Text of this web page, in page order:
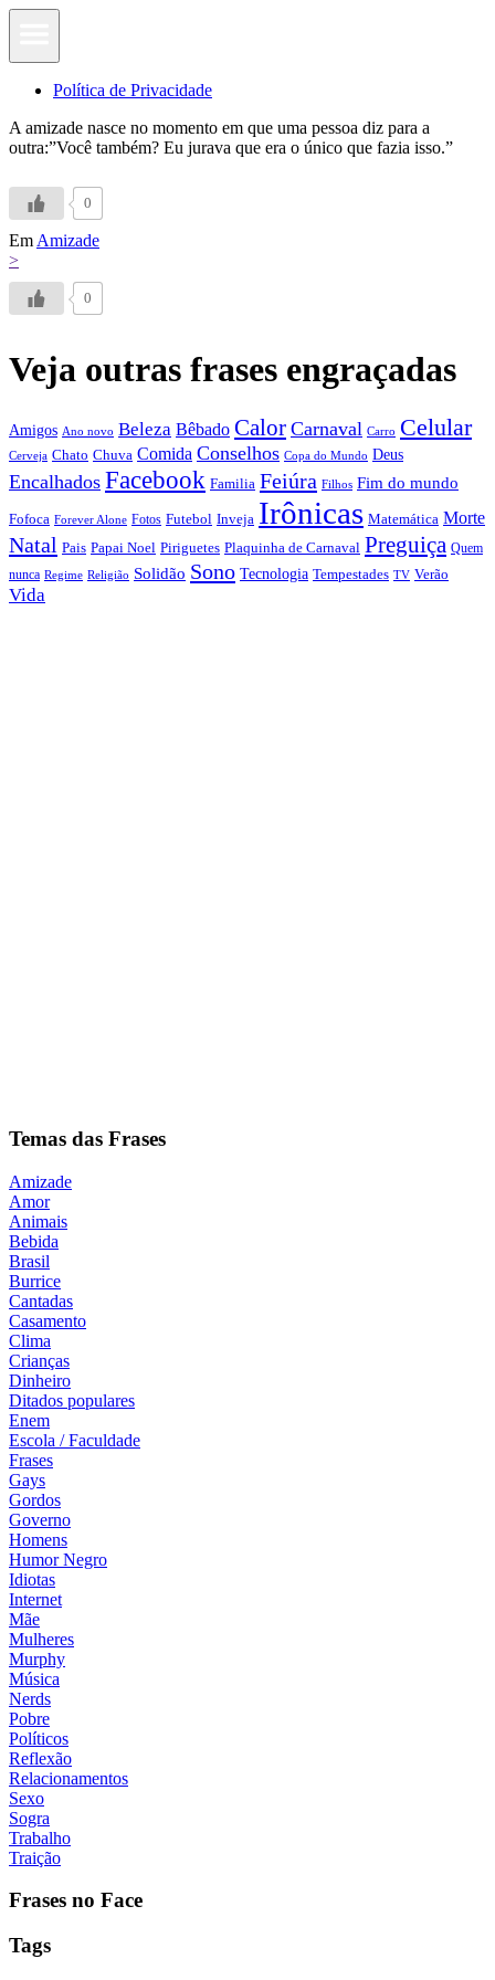
Política de Privacidade
A amizade nasce no momento em que uma pessoa diz para a
outra:”Você também? Eu jurava que era o único que fazia isso.”
0
Em Amizade
>
0
Veja outras frases engraçadas
Amigos Ano novo Beleza Bêbado Calor Carnaval Carro Celular
Cerveja Chato Chuva Comida Conselhos Copa do Mundo Deus
Encalhados Facebook Familia Feiúra Filhos Fim do mundo
Fofoca Forever Alone Fotos Futebol Inveja Irônicas Matemática Morte
Natal Pais Papai Noel Piriguetes Plaquinha de Carnaval Preguiça Quem
nunca Regime Religião Solidão Sono Tecnologia Tempestades TV Verão
Vida
Temas das Frases
Amizade
Amor
Animais
Bebida
Brasil
Burrice
Cantadas
Casamento
Clima
Crianças
Dinheiro
Ditados populares
Enem
Escola / Faculdade
Frases
Gays
Gordos
Governo
Homens
Humor Negro
Idiotas
Internet
Mãe
Mulheres
Murphy
Música
Nerds
Pobre
Políticos
Reflexão
Relacionamentos
Sexo
Sogra
Trabalho
Traição
Frases no Face
Tags